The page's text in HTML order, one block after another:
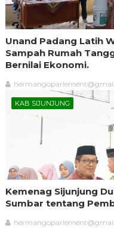
Unand Padang Latih
Sampah Rumah
Bernilai Ekonomi.
KAB SIJUNJUNG
Kemenag Sijunjung
Sumbar tentang